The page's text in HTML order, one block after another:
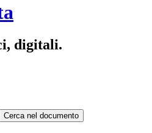
digitali.
Cerca nel documento